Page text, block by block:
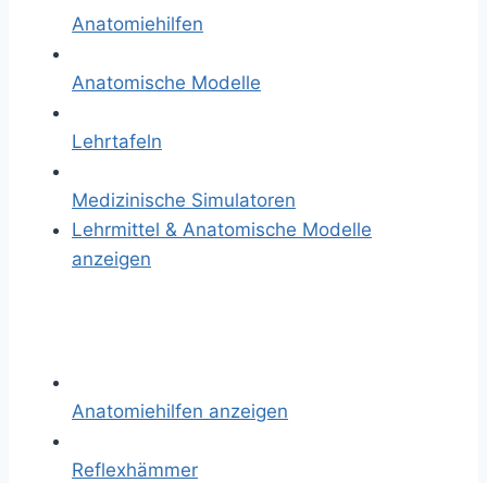
Anatomiehilfen
Anatomische Modelle
Lehrtafeln
Medizinische Simulatoren
Lehrmittel & Anatomische Modelle
anzeigen
Anatomiehilfen anzeigen
Reflexhämmer